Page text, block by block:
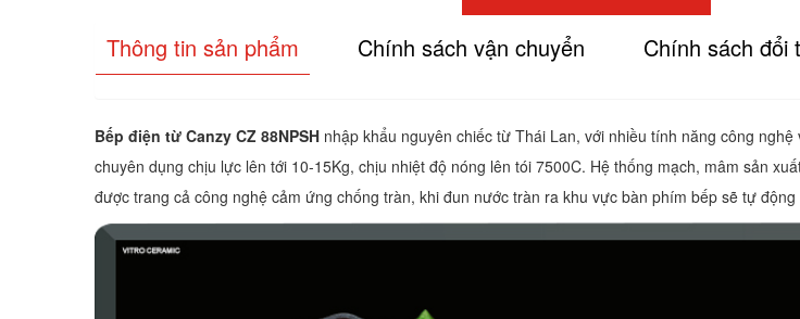
Thông tin sản phẩm Chính sách vận chuyển Chính sách đổi
Bếp điện từ Canzy CZ 88NPSH nhập khẩu nguyên chiếc từ Thái Lan, với nhiều tính năng công
chuyên dụng chịu lực lên tới 10-15Kg, chịu nhiệt độ nóng lên tói 7500C. Hệ thống mạch, mâm sản
được trang cả công nghệ cảm ứng chống tràn, khi đun nước tràn ra khu vực bàn phím bếp sẽ tự